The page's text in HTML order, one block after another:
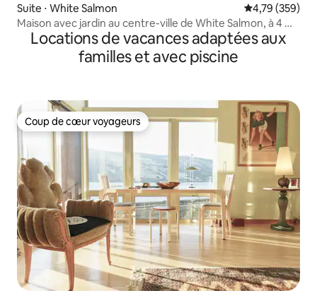
Suite ⋅ White Salmon Évaluation
4,79 (359)
Maison avec jardin au centre-ville de White Salmon, à 4 mi
de HR
Locations de vacances adaptées aux
familles et avec piscine
Coup de cœur voyageurs
Coup de cœur voyageurs